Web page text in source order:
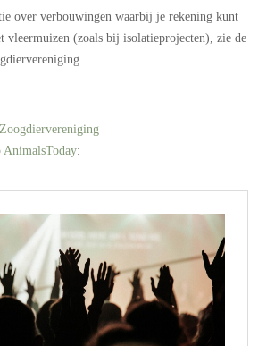
over verbouwingen waarbij je rekening kunt
vleermuizen (zoals bij isolatieprojecten), zie de
AnimalsToday: